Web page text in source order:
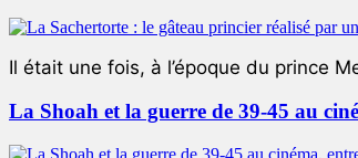
Il était une fois, à l’époque du prince
La Shoah et la guerre de 39-45 au